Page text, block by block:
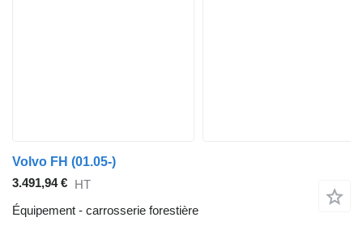
Volvo FH (01.05-)
3.491,94 € HT
Équipement - carrosserie forestière